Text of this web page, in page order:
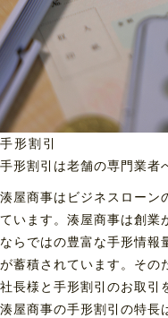
手形割引
手形割引は老舗の専門業者
湊屋商事はビジネスローン
ています。湊屋商事は創業
ならではの豊富な手形情報
が蓄積されています。その
社長様と手形割引のお取引
湊屋商事の手形割引の特長